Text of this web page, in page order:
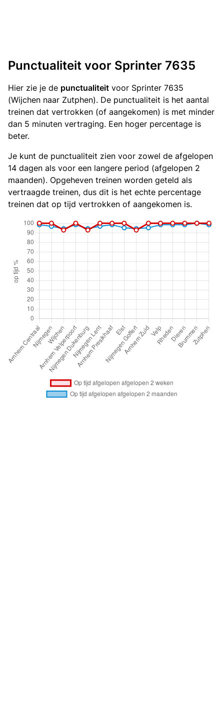
Punctualiteit voor Sprinter 7635
Hier zie je de punctualiteit voor Sprinter 7635
(Wijchen naar Zutphen). De punctualiteit is het aantal
treinen dat vertrokken (of aangekomen) is met minder
dan 5 minuten vertraging. Een hoger percentage is
beter.
Je kunt de punctualiteit zien voor zowel de afgelopen
14 dagen als voor een langere period (afgelopen 2
maanden). Opgeheven treinen worden geteld als
vertraagde treinen, dus dit is het echte percentage
treinen dat op tijd vertrokken of aangekomen is.